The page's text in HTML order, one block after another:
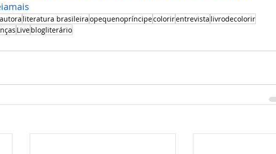
autora literatura brasileiraopequenopríncipecolorirentrevista livrodecolorir
Liveblogliterário